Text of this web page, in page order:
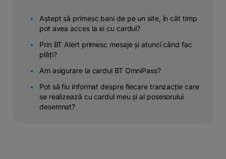
Aștept să primesc bani de pe un site, în cât timp
pot avea acces la ei cu cardul?
Prin BT Alert primesc mesaje și atunci când fac
plăți?
Am asigurare la cardul BT OmniPass?
Pot să fiu informat despre fiecare tranzacție care
se realizează cu cardul meu și al posesorului
desemnat?